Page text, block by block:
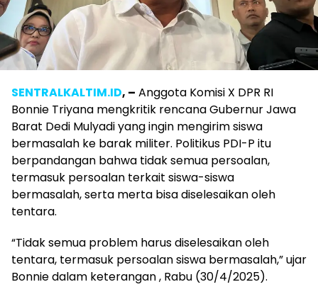
SENTRALKALTIM.ID, – Anggota Komisi X DPR RI
Bonnie Triyana mengkritik rencana Gubernur Jawa
Barat Dedi Mulyadi yang ingin mengirim siswa
bermasalah ke barak militer. Politikus PDI-P itu
berpandangan bahwa tidak semua persoalan,
termasuk persoalan terkait siswa-siswa
bermasalah, serta merta bisa diselesaikan oleh
tentara.
“Tidak semua problem harus diselesaikan oleh
tentara, termasuk persoalan siswa bermasalah,” ujar
Bonnie dalam keterangan , Rabu (30/4/2025).